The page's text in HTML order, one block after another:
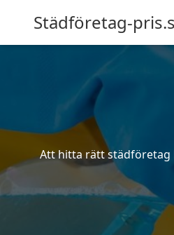
Städföretag-
Att hitta rätt städföretag